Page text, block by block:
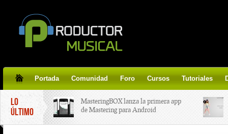
Portada Comunidad Foro Cursos Tutoriales
LO
ÚLTIMO
MasteringBOX lanza la primera app
de Mastering para Android